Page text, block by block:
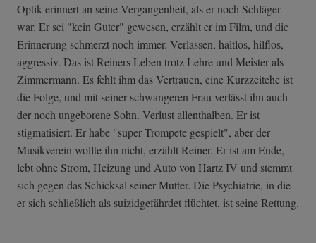
Optik erinnert an seine Vergangenheit, als er noch Schläger
war. Er sei "kein Guter" gewesen, erzählt er im Film, und die
Erinnerung schmerzt noch immer. Verlassen, haltlos, hilflos,
aggressiv. Das ist Reiners Leben trotz Lehre und Meister als
Zimmermann. Es fehlt ihm das Vertrauen, eine Kurzzeitehe ist
die Folge, und mit seiner schwangeren Frau verlässt ihn auch
der noch ungeborene Sohn. Verlust allenthalben. Er ist
stigmatisiert. Er habe "super Trompete gespielt", aber der
Musikverein wollte ihn nicht, erzählt Reiner. Er ist am Ende,
lebt ohne Strom, Heizung und Auto von Hartz IV und stemmt
sich gegen das Schicksal seiner Mutter. Die Psychiatrie, in die
er sich schließlich als suizidgefährdet flüchtet, ist seine Rettung.